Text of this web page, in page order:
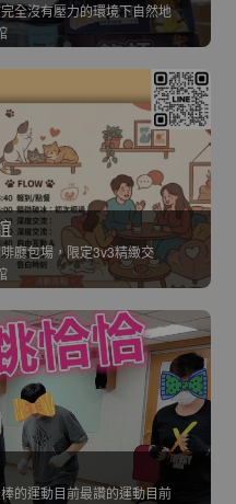
全沒有壓力的環境下自然地
廳包場，限定3v3精緻交
的運動目前最讚的運動目前